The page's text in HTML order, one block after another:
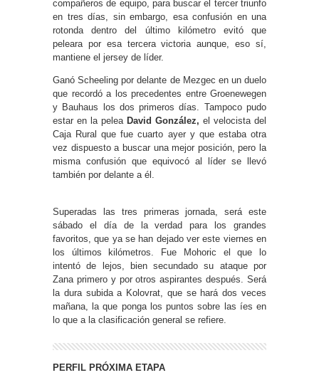
compañeros de equipo, para buscar el tercer triunfo
en tres días, sin embargo, esa confusión en una
rotonda dentro del último kilómetro evitó que
peleara por esa tercera victoria aunque, eso sí,
mantiene el jersey de líder.
Ganó Scheeling por delante de Mezgec en un duelo
que recordó a los precedentes entre Groenewegen
y Bauhaus los dos primeros días. Tampoco pudo
estar en la pelea David González, el velocista del
Caja Rural que fue cuarto ayer y que estaba otra
vez dispuesto a buscar una mejor posición, pero la
misma confusión que equivocó al líder se llevó
también por delante a él.
Superadas las tres primeras jornada, será este
sábado el día de la verdad para los grandes
favoritos, que ya se han dejado ver este viernes en
los últimos kilómetros. Fue Mohoric el que lo
intentó de lejos, bien secundado su ataque por
Zana primero y por otros aspirantes después. Será
la dura subida a Kolovrat, que se hará dos veces
mañana, la que ponga los puntos sobre las íes en
lo que a la clasificación general se refiere.
PERFIL PRÓXIMA ETAPA